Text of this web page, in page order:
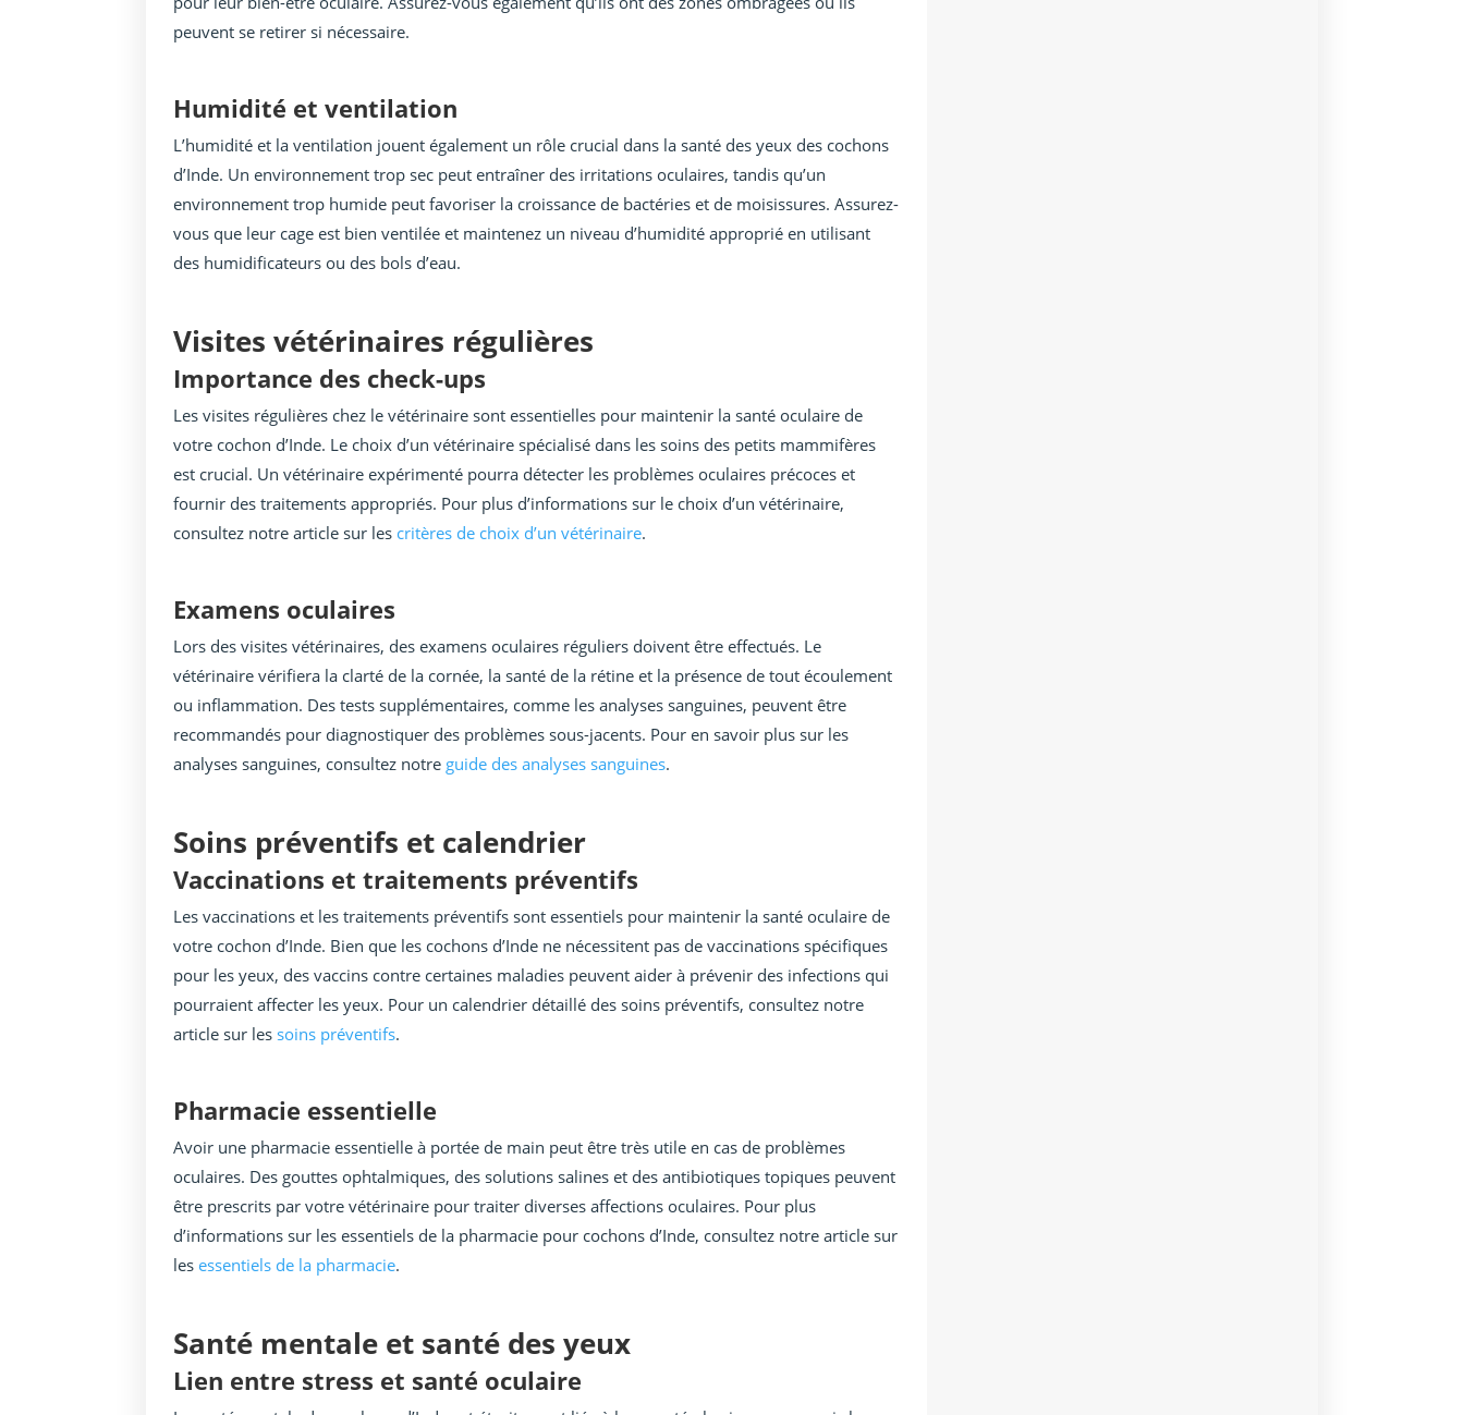
peuvent se retirer si nécessaire.
Humidité et ventilation
L’humidité et la ventilation jouent également un rôle crucial dans la santé des yeux des cochons
d’Inde. Un environnement trop sec peut entraîner des irritations oculaires, tandis qu’un
environnement trop humide peut favoriser la croissance de bactéries et de moisissures. Assurez-
vous que leur cage est bien ventilée et maintenez un niveau d’humidité approprié en utilisant
des humidificateurs ou des bols d’eau.
Visites vétérinaires régulières
Importance des check-ups
Les visites régulières chez le vétérinaire sont essentielles pour maintenir la santé oculaire de
votre cochon d’Inde. Le choix d’un vétérinaire spécialisé dans les soins des petits mammifères
est crucial. Un vétérinaire expérimenté pourra détecter les problèmes oculaires précoces et
fournir des traitements appropriés. Pour plus d’informations sur le choix d’un vétérinaire,
consultez notre article sur les critères de choix d’un vétérinaire.
Examens oculaires
Lors des visites vétérinaires, des examens oculaires réguliers doivent être effectués. Le
vétérinaire vérifiera la clarté de la cornée, la santé de la rétine et la présence de tout écoulement
ou inflammation. Des tests supplémentaires, comme les analyses sanguines, peuvent être
recommandés pour diagnostiquer des problèmes sous-jacents. Pour en savoir plus sur les
analyses sanguines, consultez notre guide des analyses sanguines.
Soins préventifs et calendrier
Vaccinations et traitements préventifs
Les vaccinations et les traitements préventifs sont essentiels pour maintenir la santé oculaire de
votre cochon d’Inde. Bien que les cochons d’Inde ne nécessitent pas de vaccinations spécifiques
pour les yeux, des vaccins contre certaines maladies peuvent aider à prévenir des infections qui
pourraient affecter les yeux. Pour un calendrier détaillé des soins préventifs, consultez notre
article sur les soins préventifs.
Pharmacie essentielle
Avoir une pharmacie essentielle à portée de main peut être très utile en cas de problèmes
oculaires. Des gouttes ophtalmiques, des solutions salines et des antibiotiques topiques peuvent
être prescrits par votre vétérinaire pour traiter diverses affections oculaires. Pour plus
d’informations sur les essentiels de la pharmacie pour cochons d’Inde, consultez notre article sur
lesessentiels de la pharmacie.
Santé mentale et santé des yeux
Lien entre stress et santé oculaire